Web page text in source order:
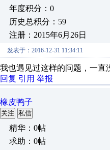
年度积分：0
历史总积分：59
注册：2015年6月26日
发表于：2016-12-31 11:34:11
我也遇见过这样的问题，一直
回复 引用 举报
橡皮鸭子
关注 私信
精华：0帖
求助：0帖